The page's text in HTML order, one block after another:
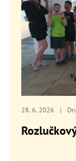
28. 6. 2026 |